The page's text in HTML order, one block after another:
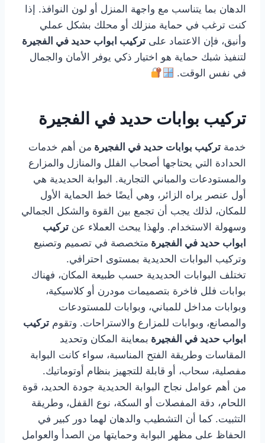
الدهان بما يتناسب مع واجهة المنزل أو لون النوافذ. إذا
كنت ترغب في حماية منزلك أو محلك بشكل عملي
وأنيق، فإن الاعتماد على تركيب ابواب حديد في الفجيرة
لتنفيذ شبك حماية هو اختيار ذكي يوفر الأمان والجمال
في نفس الوقت.
تركيب بوابات حديد في الفجيرة
خدمة تركيب بوابات حديد في الفجيرة من أهم خدمات
الحدادة التي يحتاجها أصحاب الفلل والمنازل والمزارع
والمستودعات والمباني التجارية. البوابة الحديدية هي
أول عنصر يراه الزائر، وهي أيضًا خط الحماية الأول
للمكان، لذلك يجب أن تجمع بين القوة والشكل الجمالي
وسهولة الاستخدام. ولهذا يبحث العملاء عن تركيب
ابواب حديد في الفجيرة متخصصة في تصميم وتصنيع
وتركيب البوابات الحديدية بمستوى احترافي.
تختلف البوابات الحديدية حسب طبيعة المكان، فهناك
بوابات فلل فاخرة بتصميمات مودرن أو كلاسيكية،
وبوابات مداخل للمباني، وبوابات للمستودعات
والمصانع، وبوابات للمزارع والاستراحات. وتقوم تركيب
ابواب حديد في الفجيرة بمعاينة المكان وتحديد
المقاسات وطريقة الفتح المناسبة، سواء كانت البوابة
مفصلية، سحاب، أو قابلة للتجهيز بنظام أوتوماتيك.
من أهم عوامل نجاح البوابة الحديدية جودة الحديد، قوة
اللحام، دقة المفصلات أو السكة، نوع القفل، وطريقة
التثبيت. كما أن التشطيب والدهان لهما دور كبير في
الحفاظ على مظهر البوابة وحمايتها من الصدأ والعوامل